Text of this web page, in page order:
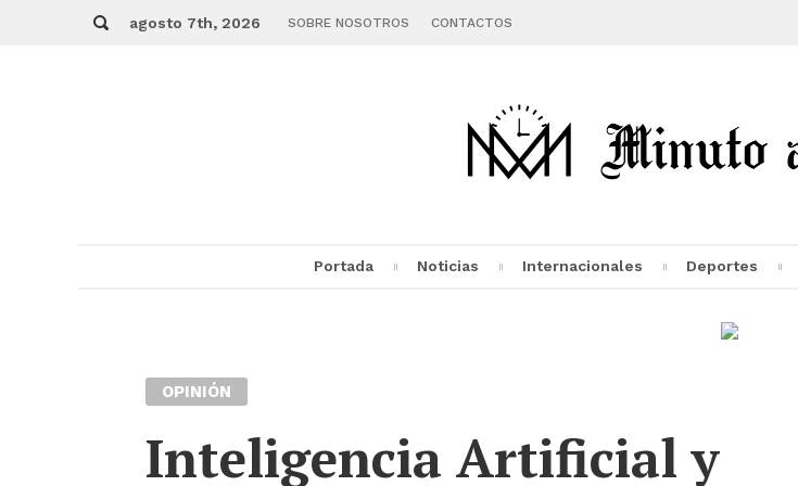
Buscar
agosto 7th, 2026 SOBRE NOSOTROS CONTACTOS
Portada Noticias Internacionales Deportes
OPINIÓN
Inteligencia Artificial y